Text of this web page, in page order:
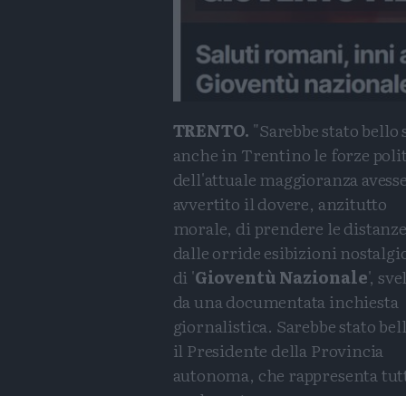
TRENTO. "Sarebbe stato bello
anche in Trentino le forze
dell'attuale maggioranza
avvertito il dovere, anzitutto
morale, di prendere le distanze
dalle orride esibizioni
di 'Gioventù Nazionale',
da una documentata inchiesta
giornalistica. Sarebbe stato
il Presidente della Provincia
autonoma, che rappresenta